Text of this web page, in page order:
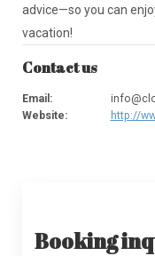
advice—so you can
vacation!
Contact us
Email :
Website: http://
Booking